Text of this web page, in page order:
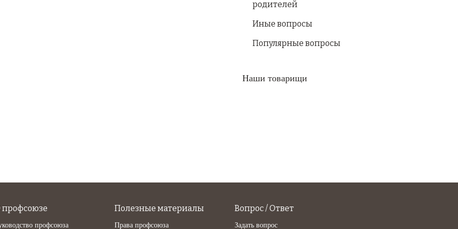
родителей
Иные вопросы
Популярные вопросы
Наши товарищи
профсоюзе
профсоюза
Полезные материалы
Права профсоюза
Вопрос / Ответ
Задать вопрос